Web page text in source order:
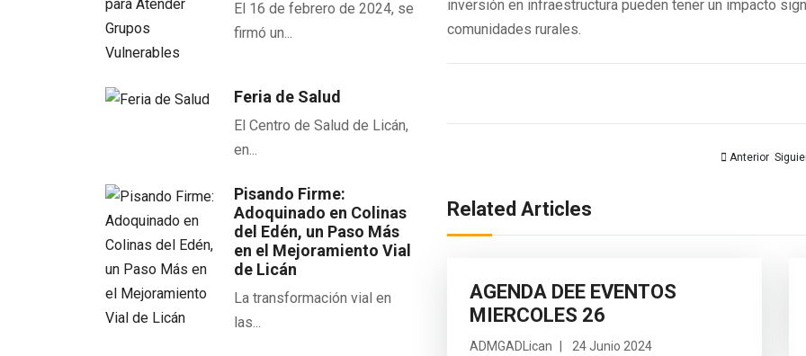
El 16 de febrero de 2024, se
firmó un...
Feria de Salud
El Centro de Salud de Licán,
en...
Pisando Firme:
Adoquinado en Colinas
del Edén, un Paso Más
en el Mejoramiento Vial
de Licán
La transformación vial en
las...
inversión en infraestructura pueden tener un impacto
comunidades rurales.
Artículo anterior:
Anterior
Related Articles
AGENDA DEE EVENTOS
MIERCOLES 26
ADMGADLican 24 Junio 2024